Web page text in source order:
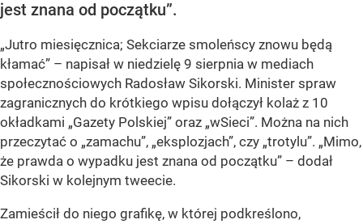
jest znana od początku”.
„Jutro miesięcznica; Sekciarze smoleńscy znowu będą
kłamać” – napisał w niedzielę 9 sierpnia w mediach
społecznościowych Radosław Sikorski. Minister spraw
zagranicznych do krótkiego wpisu dołączył kolaż z 10
okładkami „Gazety Polskiej” oraz „wSieci”. Można na nich
przeczytać o „zamachu”, „eksplozjach”, czy „trotylu”. „Mimo,
że prawda o wypadku jest znana od początku” – dodał
Sikorski w kolejnym tweecie.
Zamieścił do niego grafikę, w której podkreślono,